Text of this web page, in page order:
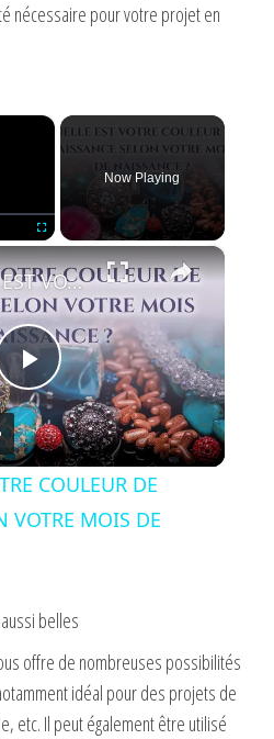
nécessaire pour votre projet en
×
Now Playing
×
P
l
a
V
i
🎂 QUELLE EST VOTRE COULEUR DE NAISSANCE SELON VOTRE MOIS DE NAISSANCE ?
COULEUR DE
VOTRE MOIS DE
belles
offre de nombreuses possibilités
idéal pour des projets de
etc. Il peut également être utilisé